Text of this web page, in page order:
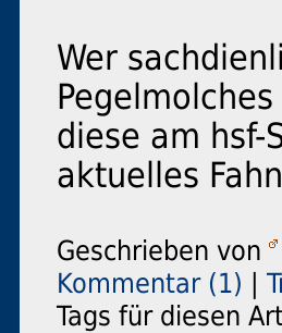
Wer
diese am hsf-
aktuelles
Geschrieben von
Kommentar (1) |
Tags für diesen